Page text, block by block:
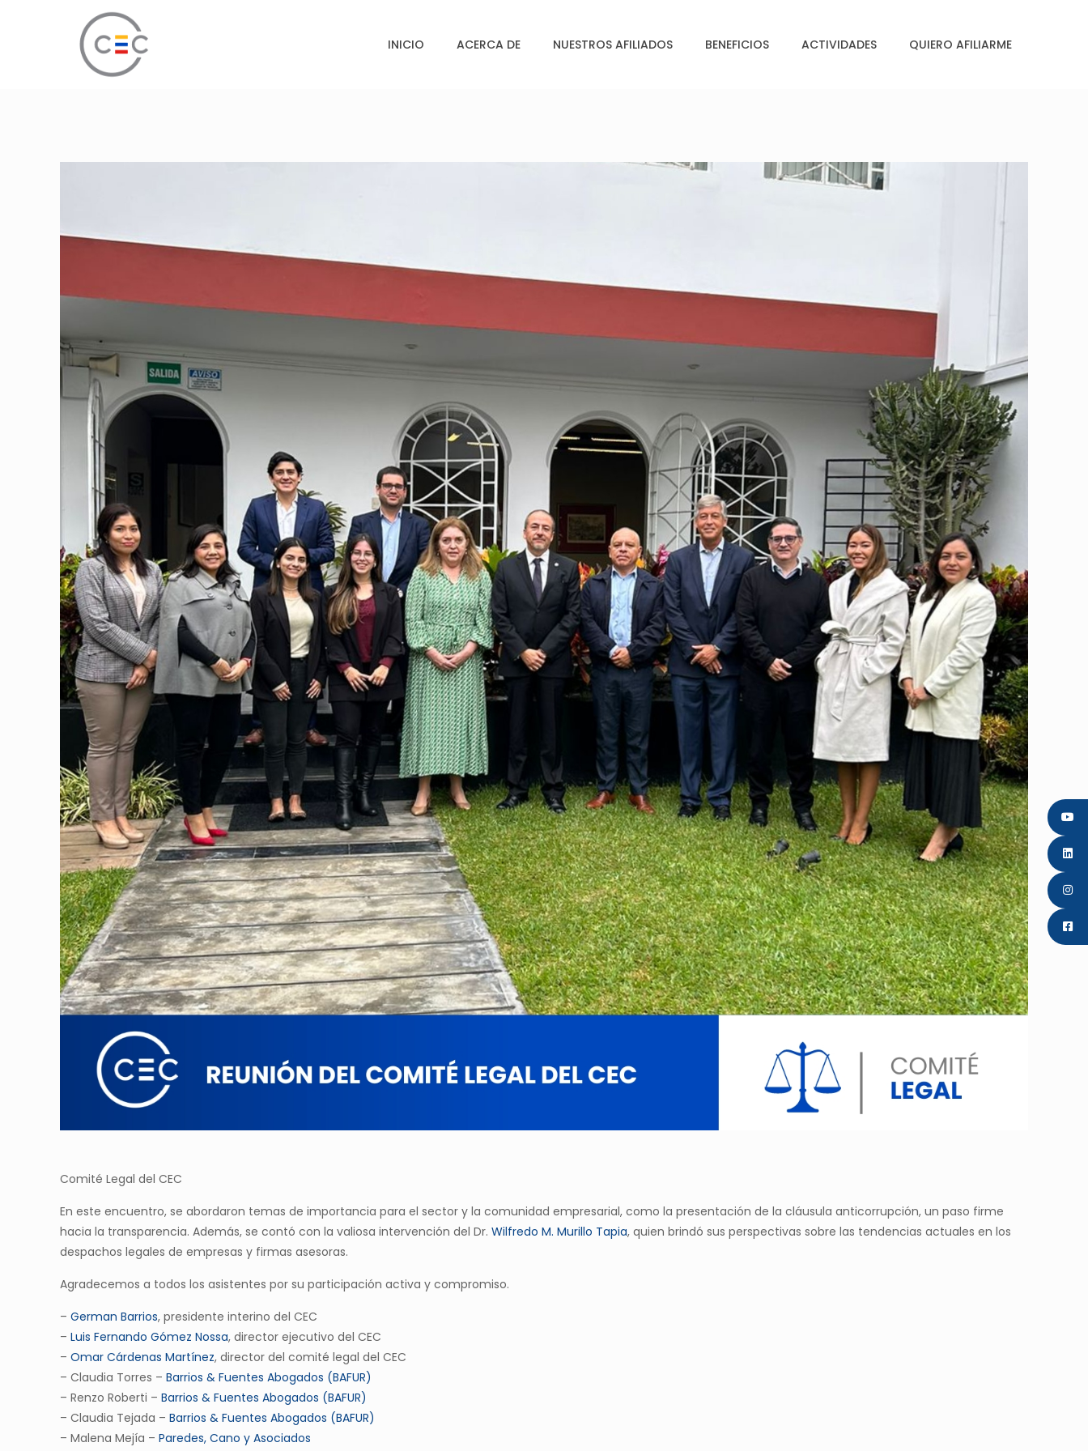
INICIO ACERCA DE NUESTROS AFILIADOS BENEFICIOS ACTIVIDADES QUIERO AFILIARME
Comité Legal del CEC
En este encuentro, se abordaron temas de importancia para el sector y la comunidad empresarial, como la presentación de la cláusula anticorrupción, un paso firme
hacia la transparencia. Además, se contó con la valiosa intervención del Dr.Wilfredo M. Murillo Tapia, quien brindó sus perspectivas sobre las tendencias actuales en los
despachos legales de empresas y firmas asesoras.
Agradecemos a todos los asistentes por su participación activa y compromiso.
–German Barrios, presidente interino del CEC
–Luis Fernando Gómez Nossa, director ejecutivo del CEC
–Omar Cárdenas Martínez, director del comité legal del CEC
– Claudia Torres –Barrios & Fuentes Abogados (BAFUR)
– ⁠Renzo Roberti –Barrios & Fuentes Abogados (BAFUR)
– Claudia Tejada –Barrios & Fuentes Abogados (BAFUR)
– Malena Mejía –Paredes, Cano y Asociados